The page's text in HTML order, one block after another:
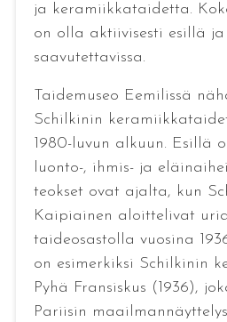
ja keramiikkataidetta.
on olla aktiivisesti esillä ja
saavutettavissa.
Taidemuseo Eemilissä
Schilkinin
1980-luvun alkuun. Esillä
luonto-, ihmis- ja
teokset ovat ajalta, kun
Kaipiainen aloittelivat
taideosastolla vuosina
on esimerkiksi Schilkinin
Pyhä Fransiskus (1936),
Pariisin